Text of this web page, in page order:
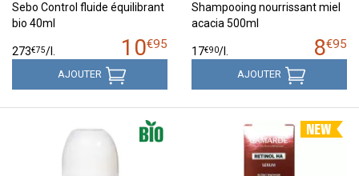
Sebo Control fluide équilibrant
bio 40ml
10€95
273€75/
AJOUTER
Shampooing nourrissant miel
acacia 500ml
8€95
17€90/
AJOUTER